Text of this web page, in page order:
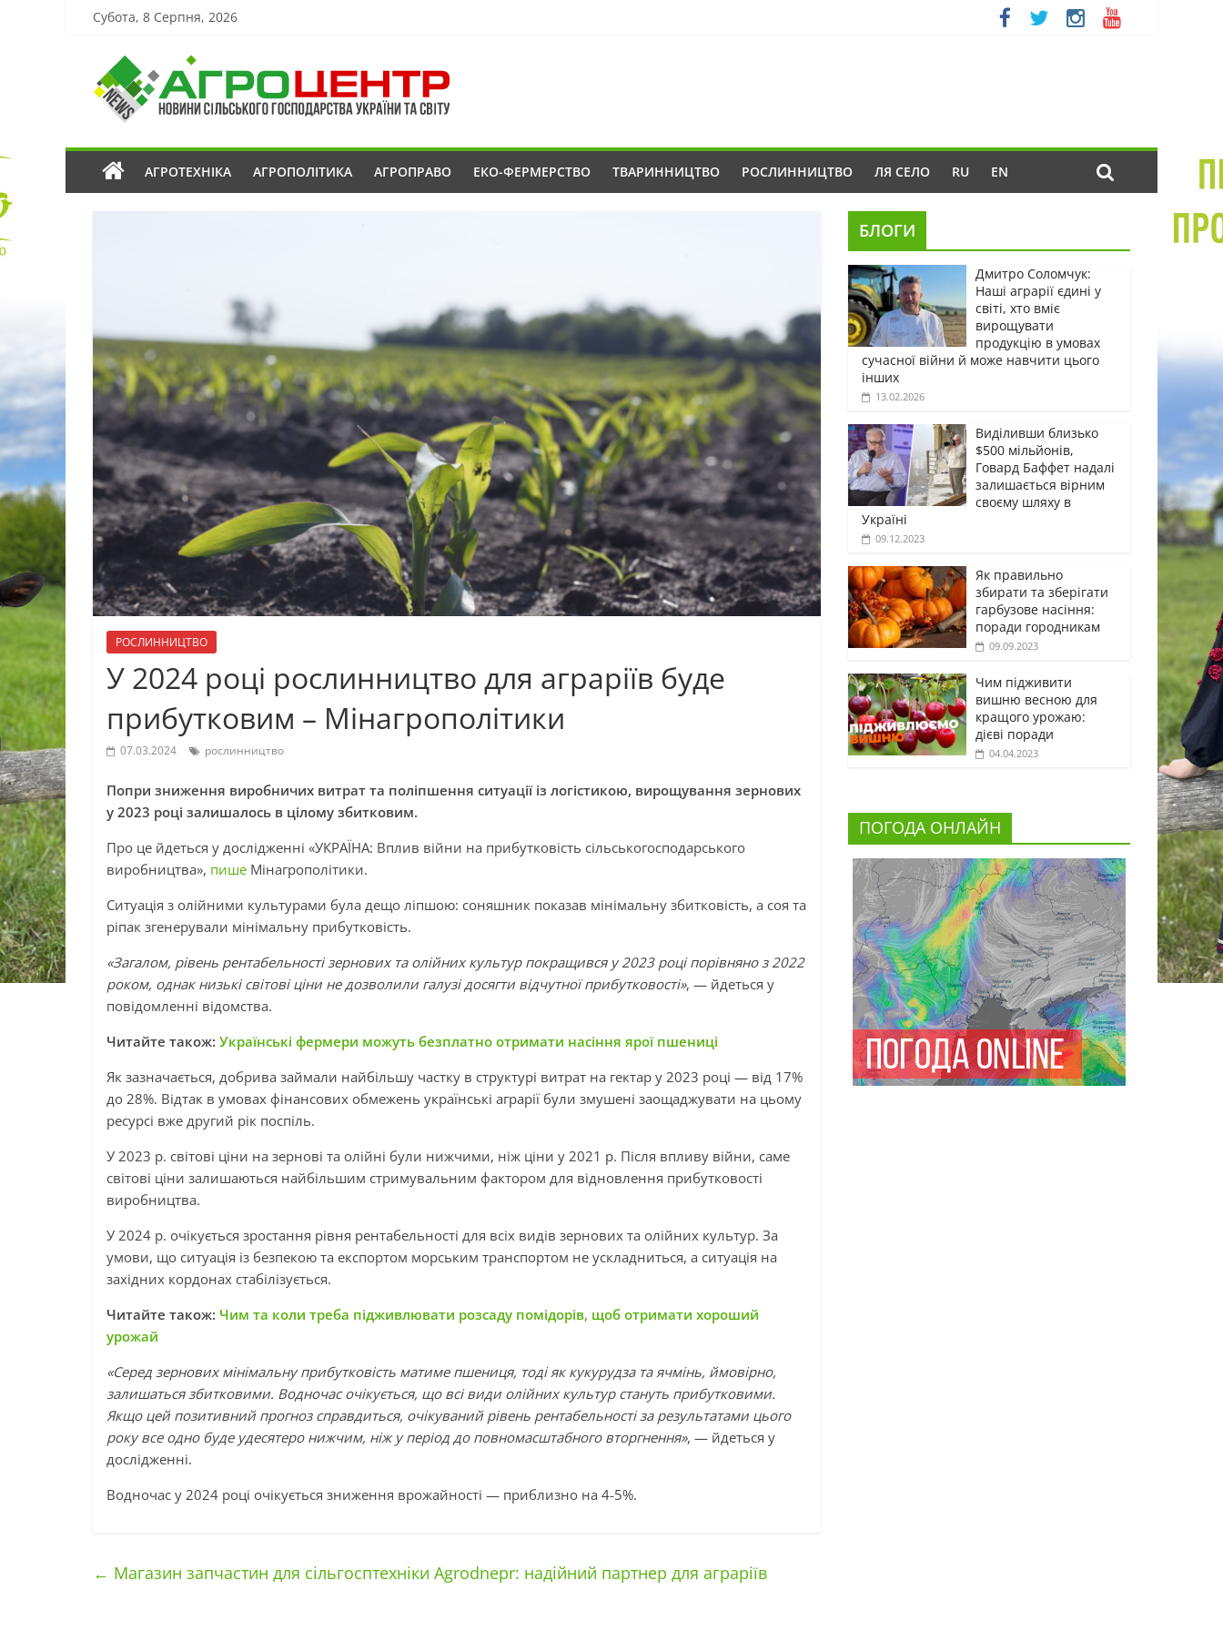
Субота, 8 Серпня, 2026
АГРОТЕХНІКА АГРОПОЛІТИКА АГРОПРАВО ЕКО-ФЕРМЕРСТВО ТВАРИННИЦТВО РОСЛИННИЦТВО ЛЯ СЕЛО RU EN
РОСЛИННИЦТВО
У 2024 році рослинництво для аграріїв буде
прибутковим – Мінагрополітики
07.03.2024 рослинництво
Попри зниження виробничих витрат та поліпшення ситуації із логістикою, вирощування зернових
у 2023 році залишалось в цілому збитковим.
Про це йдеться у дослідженні «УКРАЇНА: Вплив війни на прибутковість сільськогосподарського
виробництва», пише Мінагрополітики.
Ситуація з олійними культурами була дещо ліпшою: соняшник показав мінімальну збитковість, а соя та
ріпак згенерували мінімальну прибутковість.
«Загалом, рівень рентабельності зернових та олійних культур покращився у 2023 році порівняно з 2022
роком, однак низькі світові ціни не дозволили галузі досягти відчутної прибутковості», — йдеться у
повідомленні відомства.
Читайте також: Українські фермери можуть безплатно отримати насіння ярої пшениці
Як зазначається, добрива займали найбільшу частку в структурі витрат на гектар у 2023 році — від 17%
до 28%. Відтак в умовах фінансових обмежень українські аграрії були змушені заощаджувати на цьому
ресурсі вже другий рік поспіль.
У 2023 р. світові ціни на зернові та олійні були нижчими, ніж ціни у 2021 р. Після впливу війни, саме
світові ціни залишаються найбільшим стримувальним фактором для відновлення прибутковості
виробництва.
У 2024 р. очікується зростання рівня рентабельності для всіх видів зернових та олійних культур. За
умови, що ситуація із безпекою та експортом морським транспортом не ускладниться, а ситуація на
західних кордонах стабілізується.
Читайте також: Чим та коли треба підживлювати розсаду помідорів, щоб отримати хороший
урожай
«Серед зернових мінімальну прибутковість матиме пшениця, тоді як кукурудза та ячмінь, ймовірно,
залишаться збитковими. Водночас очікується, що всі види олійних культур стануть прибутковими.
Якщо цей позитивний прогноз справдиться, очікуваний рівень рентабельності за результатами цього
року все одно буде удесятеро нижчим, ніж у період до повномасштабного вторгнення», — йдеться у
дослідженні.
Водночас у 2024 році очікується зниження врожайності — приблизно на 4-5%.
← Магазин запчастин для сільгосптехніки Agrodnepr: надійний партнер для аграріїв
БЛОГИ
Дмитро Соломчук:
Наші аграрії єдині у
світі, хто вміє
вирощувати
продукцію в умовах
сучасної війни й може навчити цього
інших
13.02.2026
Виділивши близько
$500 мільйонів,
Говард Баффет надалі
залишається вірним
своєму шляху в
Україні
09.12.2023
Як правильно
збирати та зберігати
гарбузове насіння:
поради городникам
09.09.2023
Чим підживити
вишню весною для
кращого урожаю:
дієві поради
04.04.2023
ПОГОДА ОНЛАЙН